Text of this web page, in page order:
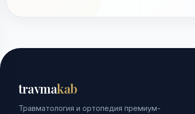
travmakab
Травматология и ортопедия премиум-